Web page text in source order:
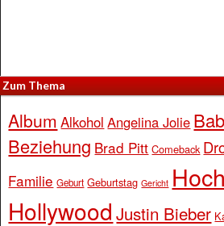
Zum Thema
Album Alkohol Angelina Jolie
Beziehung Brad Pitt Comeback
Familie Geburt Geburtstag Gericht
Hollywood Justin Bieber